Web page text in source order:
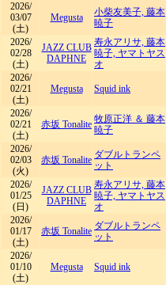
2026/
03/07
(土)
Megusta
小柴友美子, 藤本
暁子
2026/
02/28
(土)
JAZZ CLUB
DAPHNE
寿永アリサ, 藤本
暁子, ヤマトヤス
オ
2026/
02/21
(土)
Megusta Squid ink
2026/
02/21
(土)
赤坂 Tonalite 牧原正洋 ＆ 藤本
暁子
2026/
02/03
(火)
赤坂 Tonalite ダブルトランペ
ット
2026/
01/25
(日)
JAZZ CLUB
DAPHNE
寿永アリサ, 藤本
暁子, ヤマトヤス
オ
2026/
01/17
(土)
赤坂 Tonalite ダブルトランペ
ット
2026/
01/10
(土)
Megusta Squid ink